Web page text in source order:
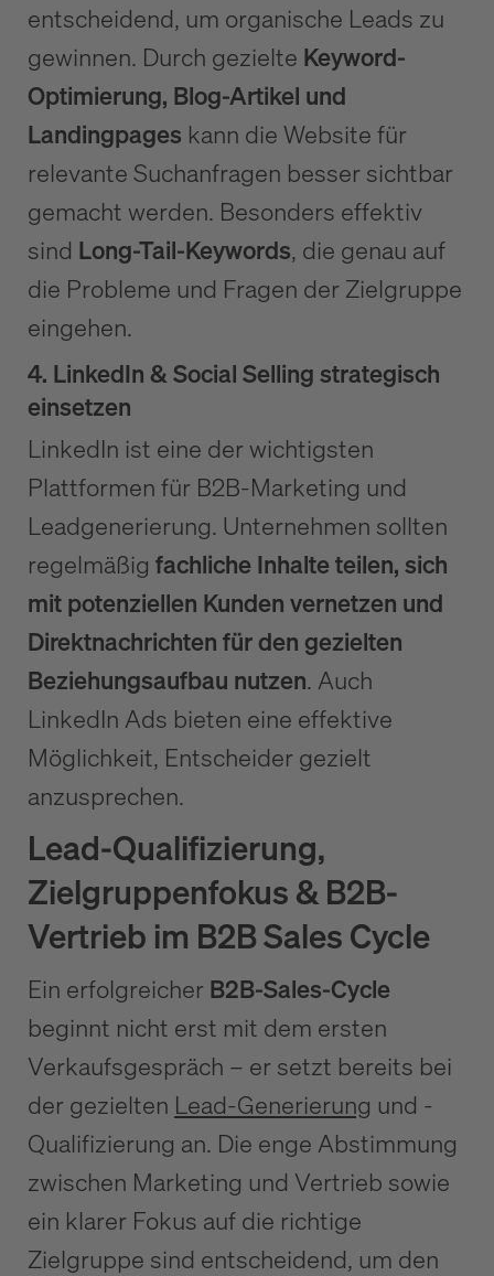
entscheidend, um organische Leads zu
gewinnen. Durch gezielte Keyword-
Optimierung, Blog-Artikel und
Landingpages kann die Website für
relevante Suchanfragen besser sichtbar
gemacht werden. Besonders effektiv
sind Long-Tail-Keywords, die genau auf
die Probleme und Fragen der Zielgruppe
eingehen.
4. LinkedIn & Social Selling strategisch
einsetzen
LinkedIn ist eine der wichtigsten
Plattformen für B2B-Marketing und
Leadgenerierung. Unternehmen sollten
regelmäßig fachliche Inhalte teilen, sich
mit potenziellen Kunden vernetzen und
Direktnachrichten für den gezielten
Beziehungsaufbau nutzen. Auch
LinkedIn Ads bieten eine effektive
Möglichkeit, Entscheider gezielt
anzusprechen.
Lead-Qualifizierung,
Zielgruppenfokus & B2B-
Vertrieb im B2B Sales Cycle
Ein erfolgreicher B2B-Sales-Cycle
beginnt nicht erst mit dem ersten
Verkaufsgespräch – er setzt bereits bei
der gezielten Lead-Generierung und -
Qualifizierung an. Die enge Abstimmung
zwischen Marketing und Vertrieb sowie
ein klarer Fokus auf die richtige
Zielgruppe sind entscheidend, um den